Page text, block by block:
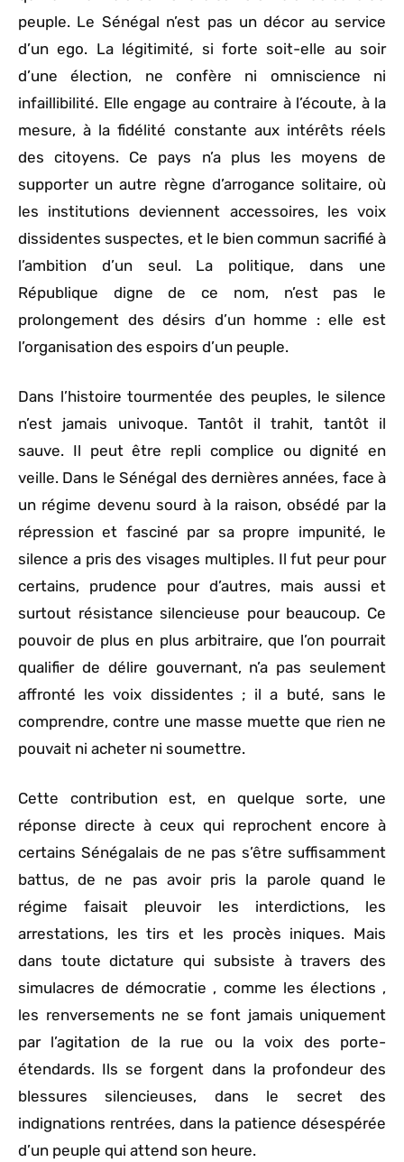
peuple. Le Sénégal n’est pas un décor au service
d’un ego. La légitimité, si forte soit-elle au soir
d’une élection, ne confère ni omniscience ni
infaillibilité. Elle engage au contraire à l’écoute, à la
mesure, à la fidélité constante aux intérêts réels
des citoyens. Ce pays n’a plus les moyens de
supporter un autre règne d’arrogance solitaire, où
les institutions deviennent accessoires, les voix
dissidentes suspectes, et le bien commun sacrifié à
l’ambition d’un seul. La politique, dans une
République digne de ce nom, n’est pas le
prolongement des désirs d’un homme : elle est
l’organisation des espoirs d’un peuple.
Dans l’histoire tourmentée des peuples, le silence
n’est jamais univoque. Tantôt il trahit, tantôt il
sauve. Il peut être repli complice ou dignité en
veille. Dans le Sénégal des dernières années, face à
un régime devenu sourd à la raison, obsédé par la
répression et fasciné par sa propre impunité, le
silence a pris des visages multiples. Il fut peur pour
certains, prudence pour d’autres, mais aussi et
surtout résistance silencieuse pour beaucoup. Ce
pouvoir de plus en plus arbitraire, que l’on pourrait
qualifier de délire gouvernant, n’a pas seulement
affronté les voix dissidentes ; il a buté, sans le
comprendre, contre une masse muette que rien ne
pouvait ni acheter ni soumettre.
Cette contribution est, en quelque sorte, une
réponse directe à ceux qui reprochent encore à
certains Sénégalais de ne pas s’être suffisamment
battus, de ne pas avoir pris la parole quand le
régime faisait pleuvoir les interdictions, les
arrestations, les tirs et les procès iniques. Mais
dans toute dictature qui subsiste à travers des
simulacres de démocratie , comme les élections ,
les renversements ne se font jamais uniquement
par l’agitation de la rue ou la voix des porte-
étendards. Ils se forgent dans la profondeur des
blessures silencieuses, dans le secret des
indignations rentrées, dans la patience désespérée
d’un peuple qui attend son heure.